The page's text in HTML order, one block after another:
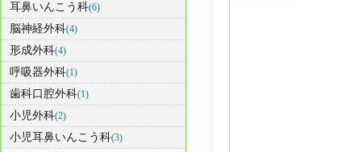
耳鼻いんこう科(6)
脳神経外科(4)
形成外科(4)
呼吸器外科(1)
歯科口腔外科(1)
小児外科(2)
小児耳鼻いんこう科(3)